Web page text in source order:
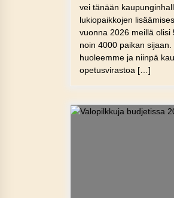
vei tänään
lukiopaikkojen
vuonna 2026 meillä olisi
noin 4000 paikan
huoleemme ja niinpä
opetusvirastoa […]